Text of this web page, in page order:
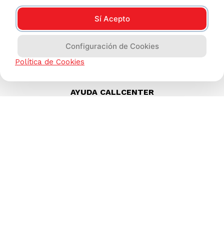
AYUDA CALLCENTER
Sí Acepto
Configuración de Cookies
Política de Cookies